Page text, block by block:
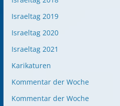
Israeltag 2019
Israeltag 2020
Israeltag 2021
Karikaturen
Kommentar der Woche
Kommentar der Woche